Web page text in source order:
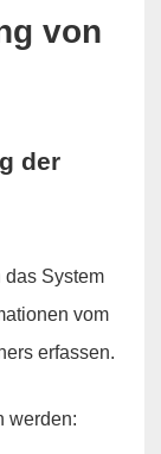
von
der
das System
vom
erfassen.
werden: